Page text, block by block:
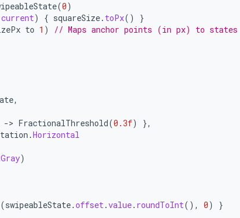
(0)
current) { squareSize. toPx()
}
to 1 ) // Maps anchor points (in px) to states
,
-> FractionalThreshold(0.3f)
},
.Horizontal
)
(swipeableState.offset.value. roundToInt(), 0)
}